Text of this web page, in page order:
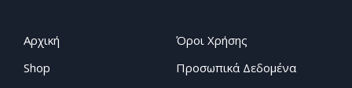
Αρχική
Shop
Όροι Χρήσης
Προσωπικά Δεδομένα